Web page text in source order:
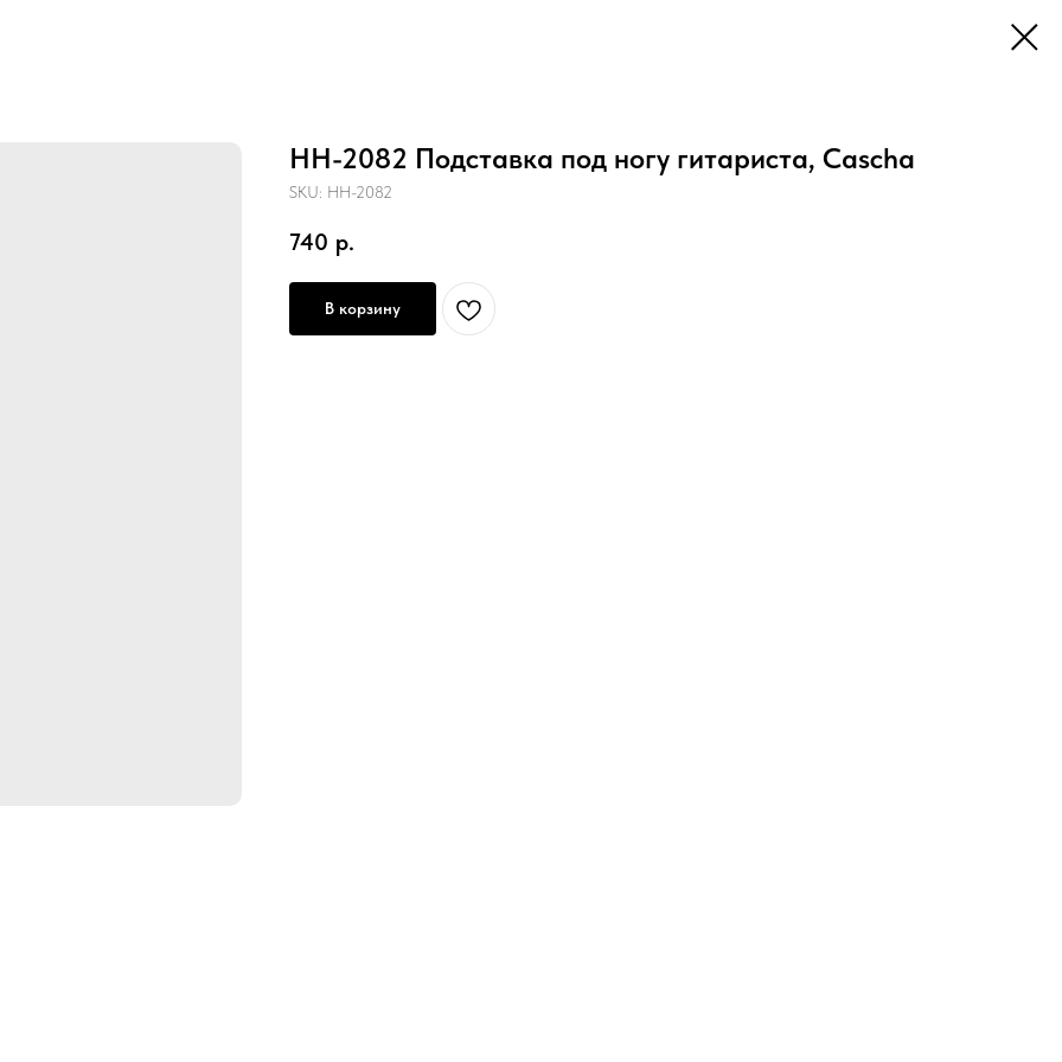
HH-2082 Подставка под ногу гитариста, Cascha
SKU: HH-2082
740 р.
В корзину